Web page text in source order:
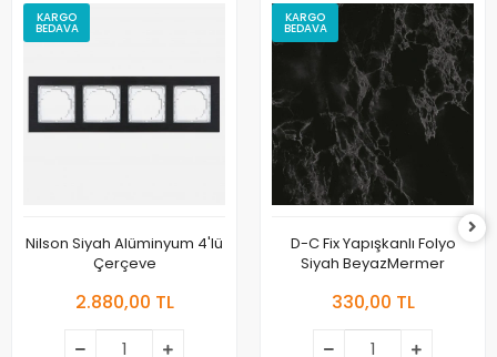
KARGO
BEDAVA
Nilson Siyah Alüminyum 4'lü
Çerçeve
2.880,00 TL
KARGO
BEDAVA
D-C Fix Yapışkanlı Folyo
Siyah BeyazMermer
330,00 TL